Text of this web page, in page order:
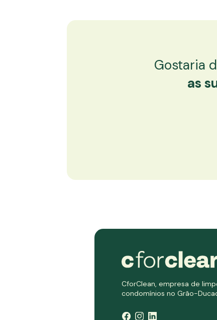
Gostaria
as
CforClean, empresa de
condomínios no Grão-